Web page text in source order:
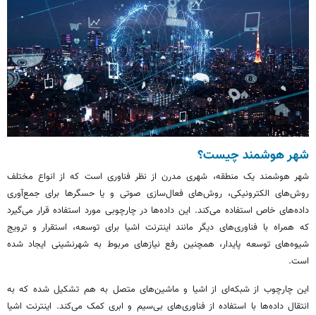
شهر هوشمند چیست؟
شهر هوشمند یک منطقه، شهری مدرن از نظر فناوری است که از انواع مختلف
روش‌های الکترونیکی، روش‌های فعال‌سازی صوتی و یا حسگرها برای جمع‌آوری
داده‌های خاص استفاده می‌کند. این داده‌ها در چارچوبی مورد استفاده قرار می‌گیرد
که همراه با فناوری‌های دیگر مانند اینترنت اشیا برای توسعه، استقرار و ترویج
شیوه‌های توسعه پایدار، همچنین رفع نیازهای مربوط به شهرنشینی ایجاد شده
است.
این چارچوب از شبکه‌ای از اشیا و ماشین‌های متصل به هم تشکیل شده که به
انتقال داده‌ها با استفاده از فناوری‌های بی‌سیم و ابری کمک می‌کند. اینترنت اشیا